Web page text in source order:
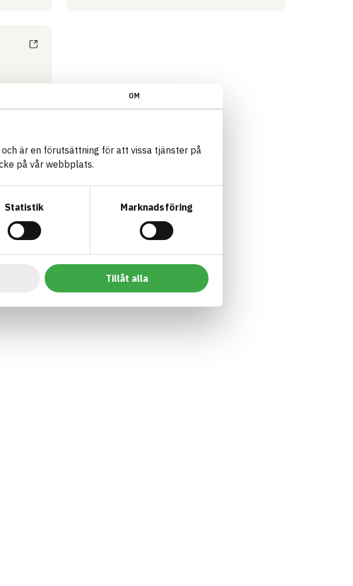
OM
är en förutsättning för att vissa tjänster på
på vår webbplats.
Statistik Marknadsföring
Tillåt alla
lämnad
lämnad
ej lämnad
lämnad